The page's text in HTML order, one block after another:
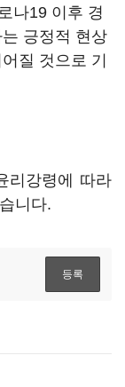
나19 이후 경
긍정적 현상
질 것으로 기
리강령에 따라
니다.